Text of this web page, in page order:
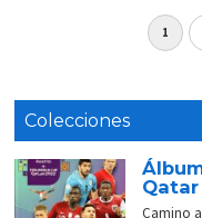
1
Colecciones
Qatar
Camino